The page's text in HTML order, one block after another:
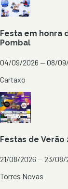
Festa em honra
Pombal
04/09/2026 — 08/
Cartaxo
Festas de Verão
21/08/2026 — 23/08/
Torres Novas